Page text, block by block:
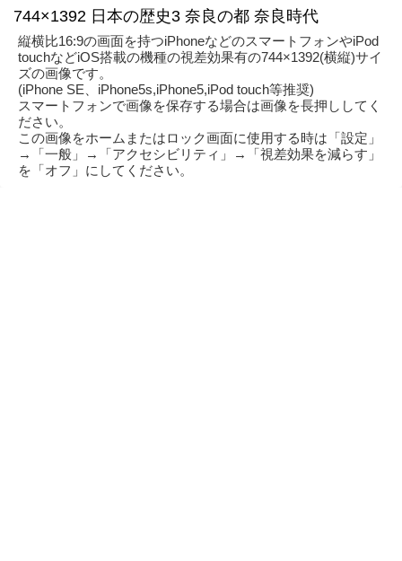
744×1392 日本の歴史3 奈良の都 奈良時代
縦横比16:9の画面を持つiPhoneなどのスマートフォンやiPod
touchなどiOS搭載の機種の視差効果有の744×1392(横縦)サイ
ズの画像です。
(iPhone SE、iPhone5s,iPhone5,iPod touch等推奨)
スマートフォンで画像を保存する場合は画像を長押ししてく
ださい。
この画像をホームまたはロック画面に使用する時は「設定」
→「一般」→「アクセシビリティ」→「視差効果を減らす」
を「オフ」にしてください。